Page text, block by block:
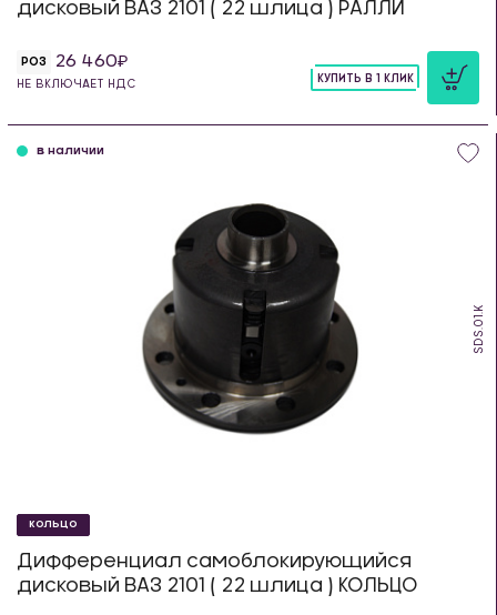
дисковый ВАЗ 2101 ( 22 шлица ) РАЛЛИ
РОЗ 26 460
НЕ ВКЛЮЧАЕТ НДС
КУПИТЬ В 1 КЛИК
SDS.01.K
в наличии
КОЛЬЦО
Дифференциал самоблокирующийся
дисковый ВАЗ 2101 ( 22 шлица ) КОЛЬЦО